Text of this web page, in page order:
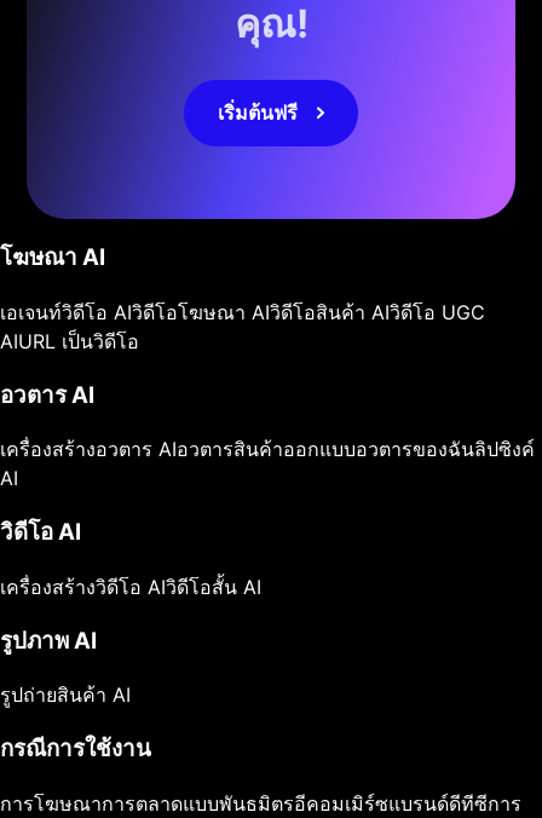
คุณ!
เริ่มต้นฟรี
โฆษณา AI
เอเจนท์วิดีโอ AIวิดีโอโฆษณา AIวิดีโอสินค้า AIวิดีโอ UGC
AIURL เป็นวิดีโอ
อวตาร AI
เครื่องสร้างอวตาร AIอวตารสินค้าออกแบบอวตารของฉันลิปซิงค์
AI
วิดีโอ AI
เครื่องสร้างวิดีโอ AIวิดีโอสั้น AI
รูปภาพ AI
รูปถ่ายสินค้า AI
กรณีการใช้งาน
การโฆษณาการตลาดแบบพันธมิตรอีคอมเมิร์ซแบรนด์ดีทีซีการ